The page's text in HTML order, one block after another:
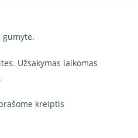
gumyte.
Užsakymas laikomas
kreiptis